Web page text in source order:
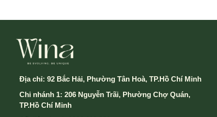
Địa chỉ: 92 Bắc Hải, Phường Tân Hoà, TP.Hồ Chí Minh
Chi nhánh 1: 206 Nguyễn Trãi, Phường Chợ Quán,
TP.Hồ Chí Minh